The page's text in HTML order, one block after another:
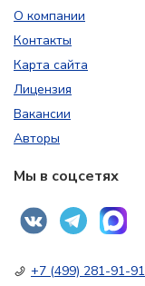
О компании
Контакты
Карта сайта
Лицензия
Вакансии
Авторы
Мы в соцсетях
+7 (499) 281-91-91